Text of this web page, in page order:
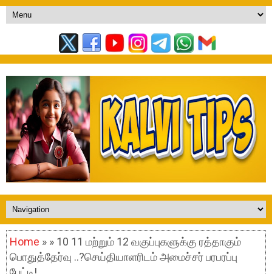
Home » » 10 11 மற்றும் 12 வகுப்புகளுக்கு ரத்தாகும்
பொதுத்தேர்வு ..?செய்தியாளரிடம் அமைச்சர் பரபரப்பு